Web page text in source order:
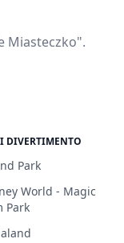
Miasteczko".
DIVERTIMENTO
Park
World - Magic
Park